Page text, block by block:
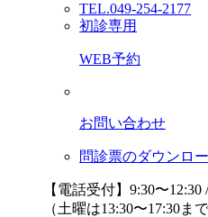
TEL.049-254-2177
初診専用
WEB予約
お問い合わせ
問診票のダウンロ
【電話受付】9:30〜12:30
（土曜は13:30〜17:30まで